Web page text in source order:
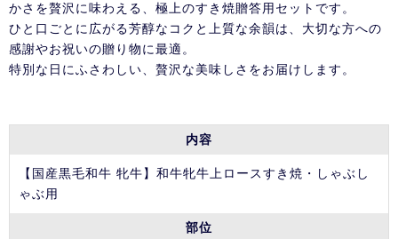
かさを贅沢に味わえる、極上のすき焼贈答用セットです。
ひと口ごとに広がる芳醇なコクと上質な余韻は、大切な方への
感謝やお祝いの贈り物に最適。
特別な日にふさわしい、贅沢な美味しさをお届けします。
内容
【国産黒毛和牛 牝牛】和牛牝牛上ロースすき焼・しゃぶし
ゃぶ用
部位